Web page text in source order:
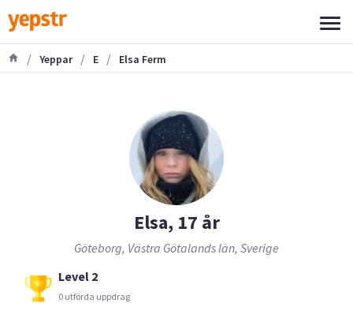
/ Yeppar / E / Elsa Ferm
Elsa, 17 år
Göteborg, Västra Götalands län, Sverige
Level 2
0 utförda uppdrag